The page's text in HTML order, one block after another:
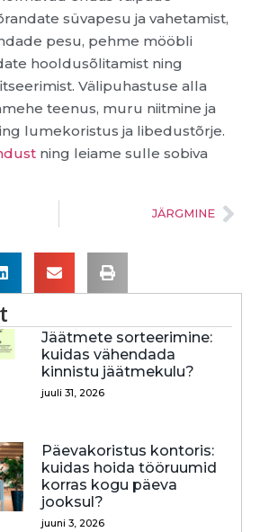
süvapesu ja vahetamist,
pesu, pehme mööbli
hooldusõlitamist ning
Välipuhastuse alla
teenus, muru niitmine ja
lumekoristus ja libedustõrje.
ning leiame sulle sobiva
JÄRGMINE
Jäätmete sorteerimine:
kuidas vähendada
kinnistu jäätmekulu?
juuli 31, 2026
Päevakoristus kontoris:
kuidas hoida tööruumid
korras kogu päeva
jooksul?
juuni 3, 2026